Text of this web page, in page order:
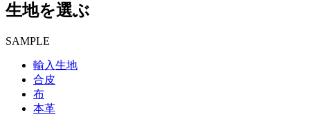
生地を選ぶ
SAMPLE
輸入生地
合皮
布
本革